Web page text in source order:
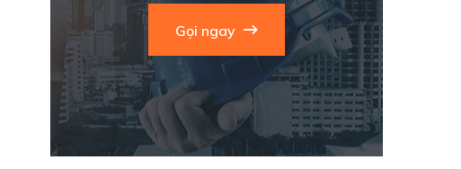
Gọi ngay